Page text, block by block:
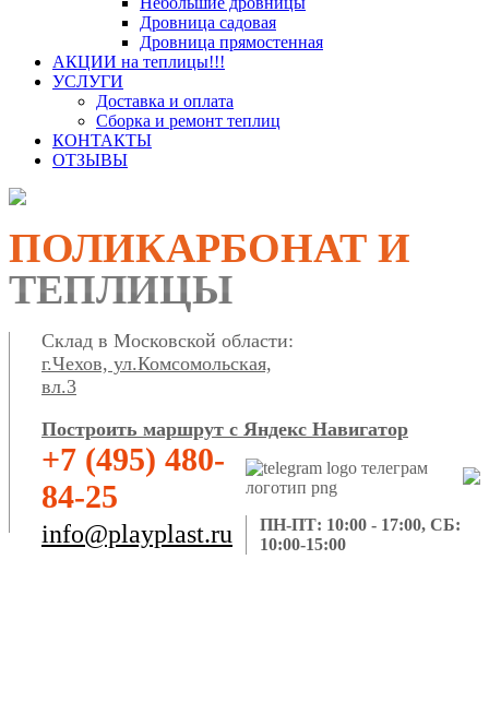
Дровница садовая
Дровница прямостенная
АКЦИИ на теплицы!!!
УСЛУГИ
Доставка и оплата
Сборка и ремонт теплиц
КОНТАКТЫ
ОТЗЫВЫ
ПОЛИКАРБОНАТ И
ТЕПЛИЦЫ
Склад в Московской области:
г.Чехов, ул.Комсомольская,
вл.3
Построить маршрут с Яндекс Навигатор
+7 (495) 480-
84-25
info@playplast.ru
ПН-ПТ: 10:00 - 17:00, СБ:
10:00-15:00